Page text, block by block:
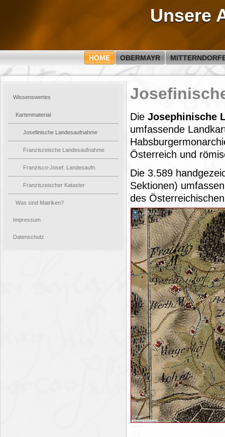
Unsere
HOME OBERMAYR
Wissenswertes
Kartenmaterial
Josefinische Landesaufnahme
Franziszeische Landesaufnahme
Franzisco-Josef. Landesaufn.
Franziszeischer Kataster
Was sind Matriken?
Impressum
Datenschutz
Die Josephinische
umfassende
Österreich und
Die 3.589
Sektionen)
des